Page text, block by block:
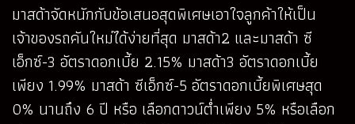
มาสด้าจัดหนักกับข้อเสนอสุดพิเศษเอาใจลูกค้าให้เป็น
เจ้าของรถคันใหม่ได้ง่ายที่สุด มาสด้า2 และมาสด้า ซี
เอ็กซ์-3 อัตราดอกเบี้ย 2.15% มาสด้า3 อัตราดอกเบี้ย
เพียง 1.99% มาสด้า ซีเอ็กซ์-5 อัตราดอกเบี้ยพิเศษสุด
0% นานถึง 6 ปี หรือ เลือกดาวน์ต่ำเพียง 5% หรือเลือก